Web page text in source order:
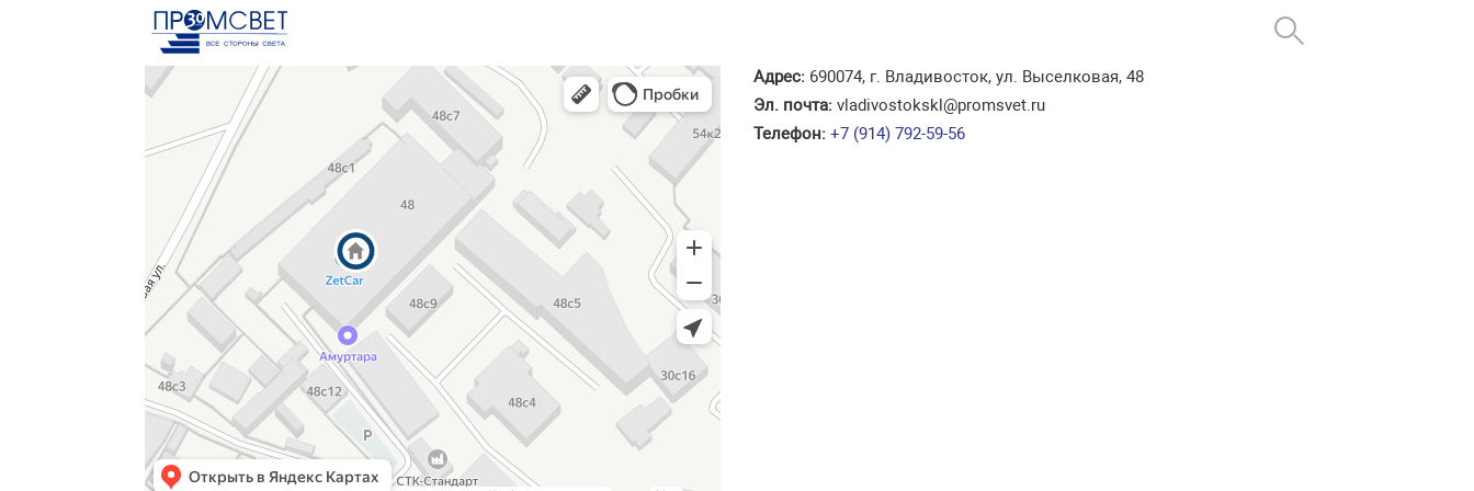
Адрес: 690074, г. Владивосток, ул. Выселковая, 48
Эл. почта: vladivostokskl@promsvet.ru
Телефон: +7 (914) 792-59-56